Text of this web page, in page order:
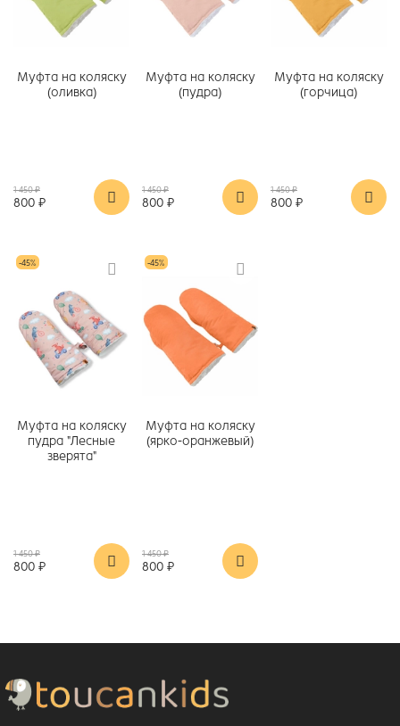
Муфта на коляску
(оливка)
1 450 ₽
800 ₽
Муфта на коляску
(пудра)
1 450 ₽
800 ₽
Муфта на коляску
(горчица)
1 450 ₽
800 ₽
-45%
Муфта на коляску
пудра "Лесные
зверята"
1 450 ₽
800 ₽
-45%
Муфта на коляску
(ярко-оранжевый)
1 450 ₽
800 ₽